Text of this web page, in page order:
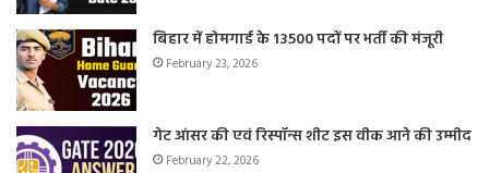
बिहार में होमगार्ड के 13500 पदों पर भर्ती की मंजूरी
February 23, 2026
गेट आंसर की एवं रिस्पॉन्स शीट इस वीक आने की उम्मीद
February 22, 2026